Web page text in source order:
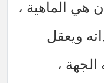
هي الماهية ،
ويعقل
الجهة ،